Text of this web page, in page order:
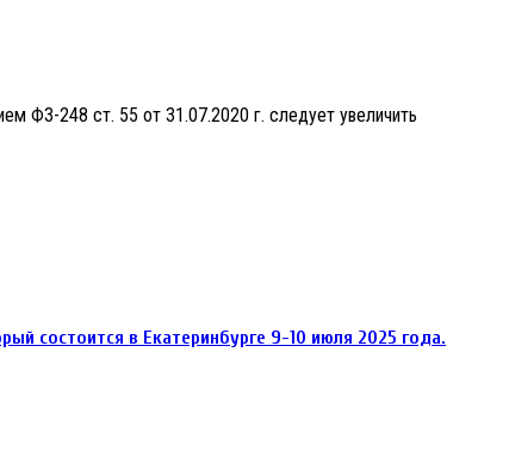
ФЗ-248 ст. 55 от 31.07.2020 г. следует увеличить
состоится в Екатеринбурге 9-10 июля 2025 года.